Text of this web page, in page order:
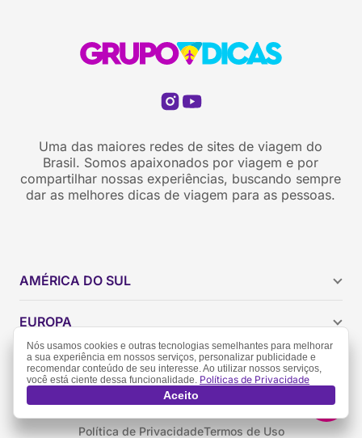
Uma das maiores redes de sites de viagem do
Brasil. Somos apaixonados por viagem e por
compartilhar nossas experiências, buscando sempre
dar as melhores dicas de viagem para as pessoas.
AMÉRICA DO SUL
Brasil
Chile
Colômbia
Peru
EUROPA
ESTADOS UNIDOS
Flórida
Política de PrivacidadeTermos de Uso
Nós usamos cookies e outras tecnologias semelhantes para melhorar
a sua experiência em nossos serviços, personalizar publicidade e
recomendar conteúdo de seu interesse. Ao utilizar nossos serviços,
você está ciente dessa funcionalidade. Políticas de Privacidade
Aceito